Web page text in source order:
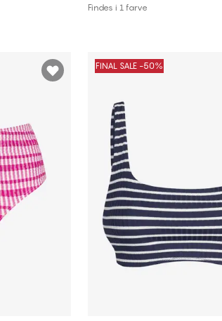
Findes i 1 farve
FINAL SALE -50%